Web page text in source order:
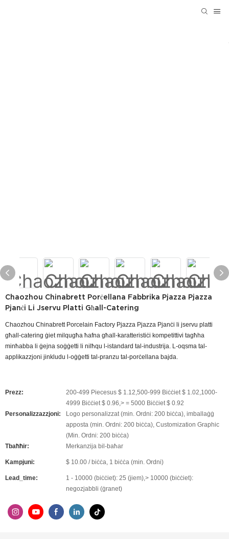
Chaozhou Chinabrett Porċellana Fabbrika Pjazza Pjazza
Pjanċi Li Jservu Platti Għall-Catering
Chaozhou Chinabrett Porcelain Factory Pjazza Pjazza Pjanċi li jservu platti
għall-catering ġiet milqugħa ħafna għall-karatteristiċi kompetittivi tagħha
minħabba li ġejna soġġetti li nilħqu l-istandard tal-industrija. L-oqsma tal-
applikazzjoni jinkludu l-oġġetti tal-pranzu tal-porċellana bajda.
Prezz:
200-499 Piecesus $ 1.12,500-999 Biċċiet $ 1.02,1000-
4999 Biċċiet $ 0.96,> = 5000 Biċċiet $ 0.92
Personalizzazzjoni:
Logo personalizzat (min. Ordni: 200 biċċa), imballaġġ
apposta (min. Ordni: 200 biċċa), Customization Graphic
(Min. Ordni: 200 biċċa)
Tbaħħir:
Merkanzija bil-baħar
Kampjuni: $ 10.00 / biċċa, 1 biċċa (min. Ordni)
Lead_time:
1 - 10000 (biċċiet): 25 (jiem),> 10000 (biċċiet):
negozjabbli (ġranet)